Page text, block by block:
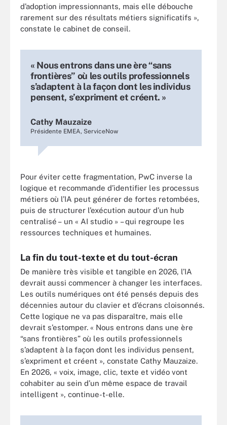
d’adoption impressionnants, mais elle débouche
rarement sur des résultats métiers significatifs »,
constate le cabinet de conseil.
« Nous entrons dans une ère “sans
frontières” où les outils professionnels
s’adaptent à la façon dont les individus
pensent, s’expriment et créent. »
Cathy Mauzaize
Présidente EMEA, ServiceNow
Pour éviter cette fragmentation, PwC inverse la
logique et recommande d’identifier les processus
métiers où l’IA peut générer de fortes retombées,
puis de structurer l’exécution autour d’un hub
centralisé – un « AI studio » – qui regroupe les
ressources techniques et humaines.
La fin du tout-texte et du tout-écran
De manière très visible et tangible en 2026, l’IA
devrait aussi commencer à changer les interfaces.
Les outils numériques ont été pensés depuis des
décennies autour du clavier et d’écrans cloisonnés.
Cette logique ne va pas disparaître, mais elle
devrait s’estomper. « Nous entrons dans une ère
“sans frontières” où les outils professionnels
s’adaptent à la façon dont les individus pensent,
s’expriment et créent », constate Cathy Mauzaize.
En 2026, « voix, image, clic, texte et vidéo vont
cohabiter au sein d’un même espace de travail
intelligent », continue-t-elle.